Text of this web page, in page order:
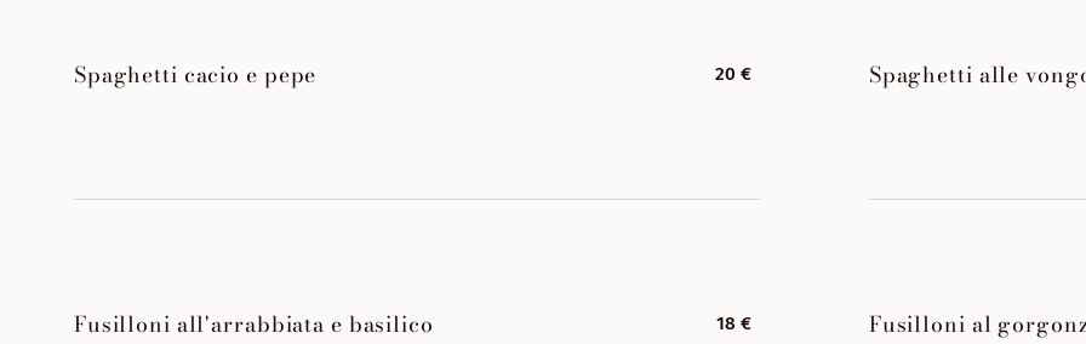
Spaghetti cacio e pepe 20 € Spaghetti alle
Fusilloni all'arrabbiata e basilico 18 € Fusilloni al